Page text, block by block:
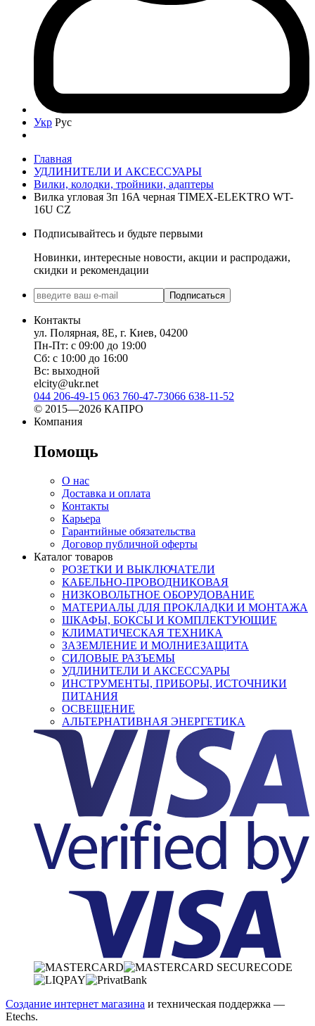
Укр Рус
Главная
УДЛИНИТЕЛИ И АКСЕССУАРЫ
Вилки, колодки, тройники, адаптеры
Вилка угловая 3п 16A черная TIMEX-ELEKTRO WT-
16U CZ
Подписывайтесь и будьте первыми
Новинки, интересные новости, акции и распродажи,
скидки и рекомендации
Подписаться
Контакты
ул. Полярная, 8Е, г. Киев, 04200
Пн-Пт: с 09:00 до 19:00
Сб: с 10:00 до 16:00
Вс: выходной
elcity@ukr.net
044 206-49-15 063 760-47-73066 638-11-52
© 2015—2026 КАПРО
Компания
Помощь
О нас
Доставка и оплата
Контакты
Карьера
Гарантийные обязательства
Договор публичной оферты
Каталог товаров
РОЗЕТКИ И ВЫКЛЮЧАТЕЛИ
КАБЕЛЬНО-ПРОВОДНИКОВАЯ
НИЗКОВОЛЬТНОЕ ОБОРУДОВАНИЕ
МАТЕРИАЛЫ ДЛЯ ПРОКЛАДКИ И МОНТАЖА
ШКАФЫ, БОКСЫ И КОМПЛЕКТУЮЩИЕ
КЛИМАТИЧЕСКАЯ ТЕХНИКА
ЗАЗЕМЛЕНИЕ И МОЛНИЕЗАЩИТА
СИЛОВЫЕ РАЗЪЕМЫ
УДЛИНИТЕЛИ И АКСЕССУАРЫ
ИНСТРУМЕНТЫ, ПРИБОРЫ, ИСТОЧНИКИ
ПИТАНИЯ
ОСВЕЩЕНИЕ
АЛЬТЕРНАТИВНАЯ ЭНЕРГЕТИКА
Создание интернет магазина и техническая поддержка —
Etechs.